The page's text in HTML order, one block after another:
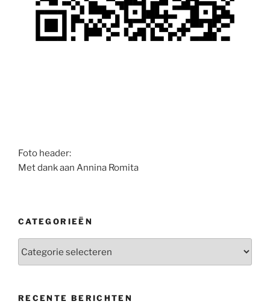
Foto header:
Met dank aan Annina Romita
CATEGORIEËN
RECENTE BERICHTEN